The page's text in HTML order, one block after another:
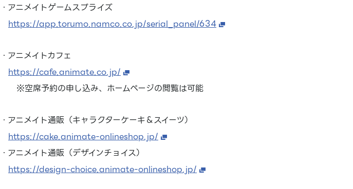
・アニメイトゲームスプライズ
https://app.torumo.namco.co.jp/serial_panel/634
・アニメイトカフェ
https://cafe.animate.co.jp/
※空席予約の申し込み、ホームページの閲覧は可能
・アニメイト通販（キャラクターケーキ＆スイーツ）
https://cake.animate-onlineshop.jp/
・アニメイト通販（デザインチョイス）
https://design-choice.animate-onlineshop.jp/